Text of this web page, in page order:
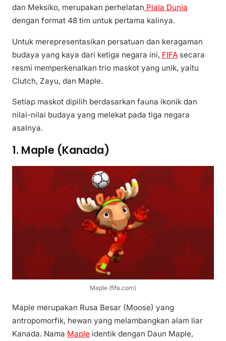
dan Meksiko, merupakan perhelatan Piala Dunia
dengan format 48 tim untuk pertama kalinya.
Untuk merepresentasikan persatuan dan keragaman
budaya yang kaya dari ketiga negara ini, FIFA secara
resmi memperkenalkan trio maskot yang unik, yaitu
Clutch, Zayu, dan Maple.
Setiap maskot dipilih berdasarkan fauna ikonik dan
nilai-nilai budaya yang melekat pada tiga negara
asalnya.
1. Maple (Kanada)
Maple (fifa.com)
Maple merupakan Rusa Besar (Moose) yang
antropomorfik, hewan yang melambangkan alam liar
Kanada. Nama Maple identik dengan Daun Maple,